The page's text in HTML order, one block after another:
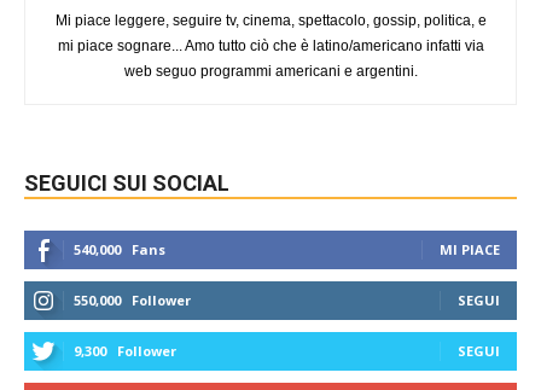
Mi piace leggere, seguire tv, cinema, spettacolo, gossip, politica, e
mi piace sognare... Amo tutto ciò che è latino/americano infatti via
web seguo programmi americani e argentini.
SEGUICI SUI SOCIAL
540,000 Fans MI PIACE
550,000 Follower SEGUI
9,300 Follower SEGUI